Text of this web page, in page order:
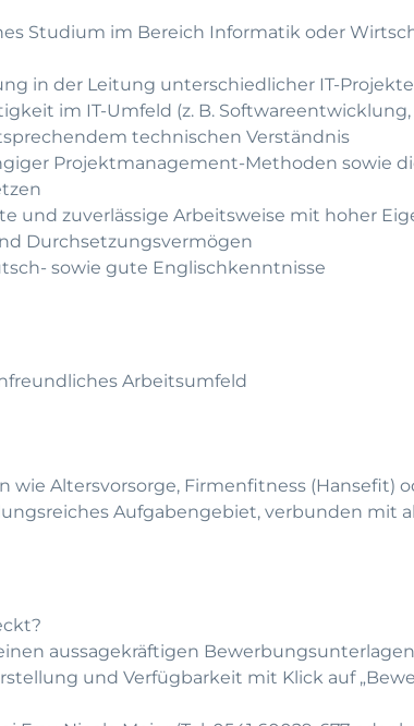
Studium im Bereich Informatik oder
in der Leitung unterschiedlicher IT-Projekte
im IT-Umfeld (z. B.
technischen Verständnis
Projektmanagement-Methoden sowie
und zuverlässige Arbeitsweise mit hoher
Durchsetzungsvermögen
sowie gute Englischkenntnisse
Arbeitsumfeld
wie Altersvorsorge, Firmenfitness (Hansefit)
Aufgabengebiet, verbunden mit
aussagekräftigen
und Verfügbarkeit mit Klick auf „